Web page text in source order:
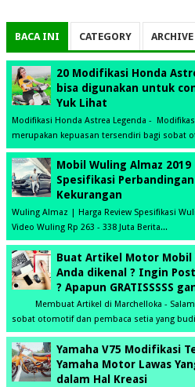
BACA INI CATEGORY ARCHIVE
20 Modifikasi Honda
bisa digunakan untuk
Yuk Lihat
Modifikasi Honda Astrea Legenda -
merupakan kepuasan tersendiri bagi sobat
Mobil Wuling Almaz
Spesifikasi
Kekurangan
Wuling Almaz | Harga Review Spesifikasi
Video Wuling Rp 263 - 338 Juta Berita...
Buat Artikel Motor Mobil
Anda dikenal ? Ingin
? Apapun GRATISSSSS
Membuat Artikel di Marchelloka - Salam
sobat otomotif dan pembaca setia yang
Yamaha V75 Modifikasi
Yamaha Motor Lawas
dalam Hal Kreasi